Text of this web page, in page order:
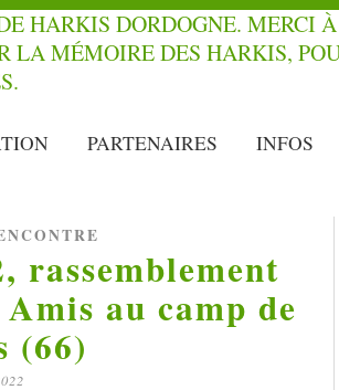
PARTENAIRES INFOS
rassemblement
au camp de
(66)